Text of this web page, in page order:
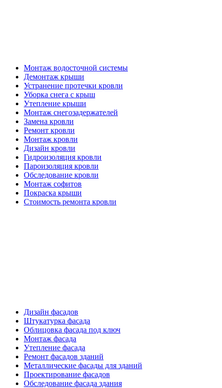
Монтаж водосточной системы
Демонтаж крыши
Устранение протечки кровли
Уборка снега с крыш
Утепление крыши
Монтаж снегозадержателей
Замена кровли
Ремонт кровли
Монтаж кровли
Дизайн кровли
Гидроизоляция кровли
Пароизоляция кровли
Обследование кровли
Монтаж софитов
Покраска крыши
Стоимость ремонта кровли
Дизайн фасадов
Штукатурка фасада
Облицовка фасада под ключ
Монтаж фасада
Утепление фасада
Ремонт фасадов зданий
Металлические фасады для зданий
Проектирование фасадов
Обследование фасада здания